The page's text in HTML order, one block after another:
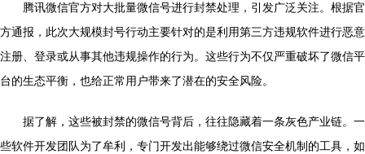
腾讯微信官方对大批量微信号进行封禁处理，引发广泛关注。根据官
方通报，此次大规模封号行动主要针对的是利用第三方违规软件进行恶意
注册、登录或从事其他违规操作的行为。这些行为不仅严重破坏了微信平
台的生态平衡，也给正常用户带来了潜在的安全风险。
据了解，这些被封禁的微信号背后，往往隐藏着一条灰色产业链。一
些软件开发团队为了牟利，专门开发出能够绕过微信安全机制的工具，如